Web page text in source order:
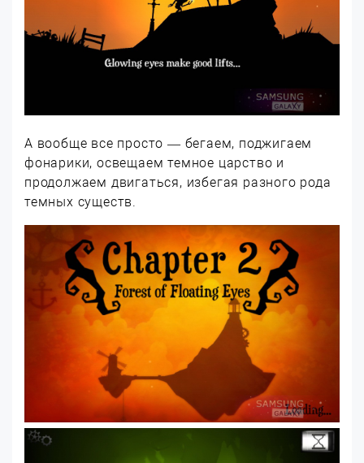
А вообще все просто — бегаем, поджигаем
фонарики, освещаем темное царство и
продолжаем двигаться, избегая разного рода
темных существ.